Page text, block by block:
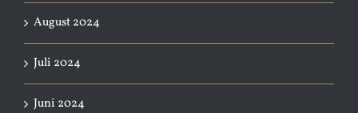
August 2024
Juli 2024
Juni 2024